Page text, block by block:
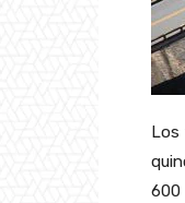
Los
600